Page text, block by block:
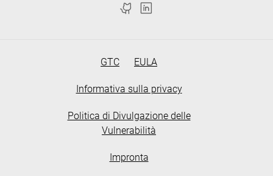
GTC EULA
Informativa sulla privacy
Politica di Divulgazione delle
Vulnerabilità
Impronta